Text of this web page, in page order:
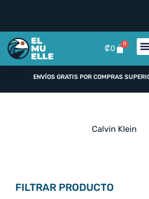
contenido
₡0
0
Carrito
ENVÍOS GRATIS POR COMPRAS
Calvin Klein
FILTRAR PRODUCTO